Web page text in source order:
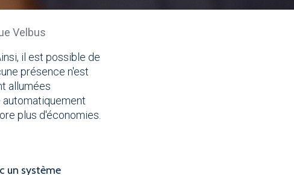
Velbus
il est possible de
présence n'est
allumées
automatiquement
plus d'économies.
un système